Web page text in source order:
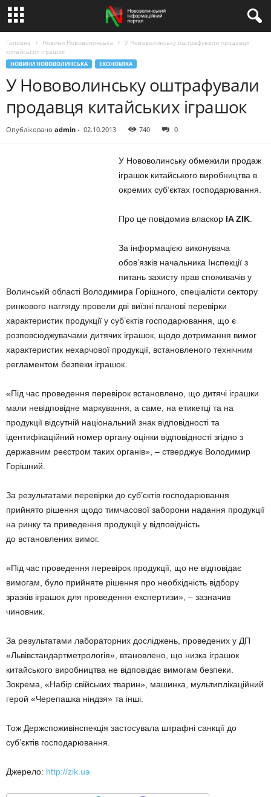
Головна Новини Нововолинська
У Нововолинську оштрафували продавця
китайських іграшок
НОВИНИ НОВОВОЛИНСЬКА ЕКОНОМІКА
У Нововолинську оштрафували
продавця китайських іграшок
Опубліковано admin - 02.10.2013 740 0
У Нововолинську обмежили продаж
іграшок китайського виробництва в
окремих суб’єктах господарювання.
Про це повідомив власкор IA ZIK
За інформацією виконувача
обов’язків начальника Інспекції з
питань захисту прав споживачів у
Волинській області Володимира Горішного, спеціалісти сектору
ринкового нагляду провели дві виїзні планові перевірки
характеристик продукції у суб’єктів господарювання, що є
розповсюджувачами дитячих іграшок, щодо дотримання вимог
характеристик нехарчової продукції, встановленого технічним
регламентом безпеки іграшок.
«Під час проведення перевірок встановлено, що дитячі іграшки
мали невідповідне маркування, а саме, на етикетці та на
продукції відсутній національний знак відповідності та
ідентифікаційний номер органу оцінки відповідності згідно з
державним реєстром таких органів», – стверджує Володимир
Горішний.
За результатами перевірки до суб’єктів господарювання
прийнято рішення щодо тимчасової заборони надання продукції
на ринку та приведення продукції у відповідність
до встановлених вимог.
«Під час проведення перевірок продукції, що не відповідає
вимогам, було прийняте рішення про необхідність відбору
зразків іграшок для проведення експертизи», – зазначив
чиновник.
За результатами лабораторних досліджень, проведених у ДП
«Львівстандартметрологія», втановлено, що низка іграшок
китайського виробництва не відповідає вимогам безпеки.
Зокрема, «Набір свійських тварин», машинка, мультиплікаційний
герой «Черепашка ніндзя» та інші.
Тож Держспоживінспекція застосувала штрафні санкції до
суб’єктів господарювання.
Джерело: http://zik.ua